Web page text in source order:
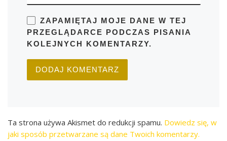
ZAPAMIĘTAJ MOJE DANE W TEJ
PRZEGLĄDARCE PODCZAS PISANIA
KOLEJNYCH KOMENTARZY.
Ta strona używa Akismet do redukcji spamu. Dowiedz się, w
jaki sposób przetwarzane są dane Twoich komentarzy.